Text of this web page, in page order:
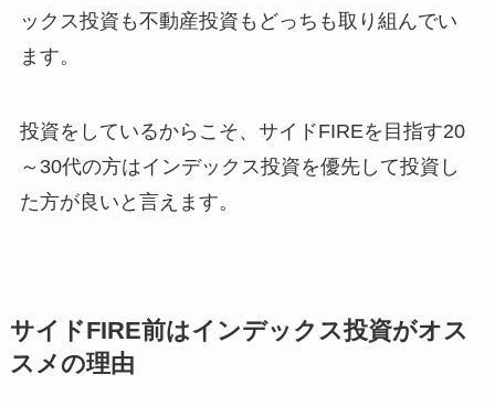
ックス投資も不動産投資もどっちも取り組んでい
ます。
投資をしているからこそ、サイドFIREを目指す20
～30代の方はインデックス投資を優先して投資し
た方が良いと言えます。
サイドFIRE前はインデックス投資がオス
スメの理由